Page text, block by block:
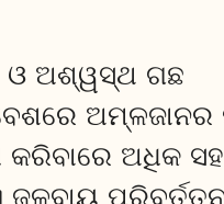
ଓ ଅଶ୍ୱସ୍ଥ ଗଛ
ଅମ୍ଳଜାନର
କରିବାରେ ଅଧିକ
ଜଳବାୟୁ